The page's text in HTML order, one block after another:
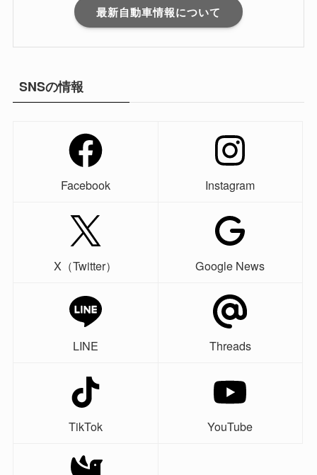
最新自動車情報について
SNSの情報
Facebook Instagram
X（Twitter） Google News
LINE Threads
TikTok YouTube